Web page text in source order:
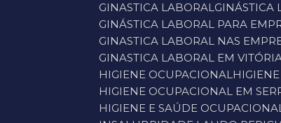
GINASTICA LABORAL
GINÁSTICA LABORAL PARA
GINASTICA LABORAL NAS
GINASTICA LABORAL EM
HIGIENE OCUPACIONAL
HIGIENE OCUPACIONAL EM
HIGIENE E SAÚDE